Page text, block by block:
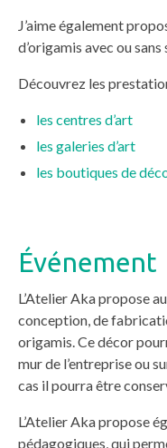
J’aime également
d’origamis avec ou sans
Découvrez les
les centres d’art
les galeries d’art
les boutiques de
Événement
L’Atelier Aka propose
conception, de
origamis. Ce décor
mur de l’entreprise ou
cas il pourra être
L’Atelier Aka propose
pédagogiques, qui